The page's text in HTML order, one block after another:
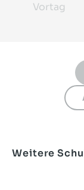
Vortag
Weitere